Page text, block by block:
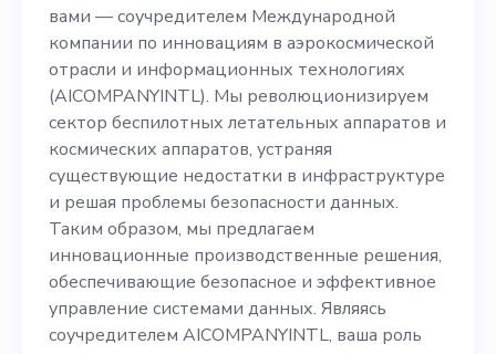
инфраструктуре и решая
проблемы безопасности
данных. Таким образом, мы
предлагаем
инновационные
производственные
решения, обеспечивающие
безопасное и эффективное
вами — соучредителем Международной
компании по инновациям в аэрокосмической
отрасли и информационных технологиях
(AICOMPANYINTL). Мы революционизируем
сектор беспилотных летательных аппаратов и
космических аппаратов, устраняя
существующие недостатки в инфраструктуре
и решая проблемы безопасности данных.
Таким образом, мы предлагаем
инновационные производственные решения,
обеспечивающие безопасное и эффективное
управление системами данных. Являясь
соучредителем AICOMPANYINTL, ваша роль